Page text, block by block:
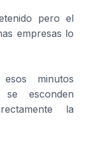
pero el
empresas lo
minutos
se esconden
la